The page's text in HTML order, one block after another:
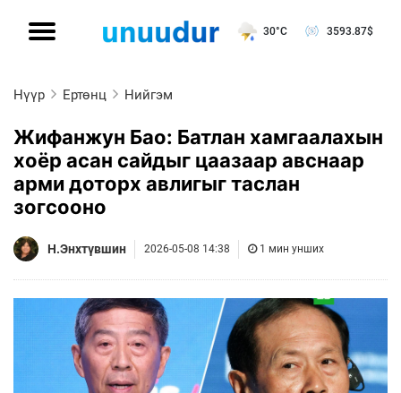
30°C 3593.87$
Нүүр Ертөнц Нийгэм
Жифанжун Бао: Батлан ​​​​хамгаалахын
хоёр асан сайдыг цаазаар авснаар
арми доторх авлигыг таслан
зогсооно
Н.Энхтүвшин 2026-05-08 14:38 1 мин унших